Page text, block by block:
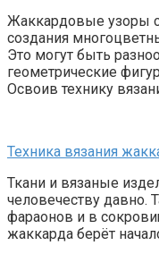
Жаккардовые узоры
создания
Это могут быть
геометрические
Освоив технику
Техника вязания
Ткани и вязаные
человечеству давно.
фараонов и в
жаккарда берёт